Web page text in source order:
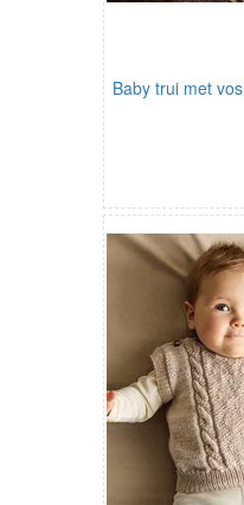
Baby trui met vos